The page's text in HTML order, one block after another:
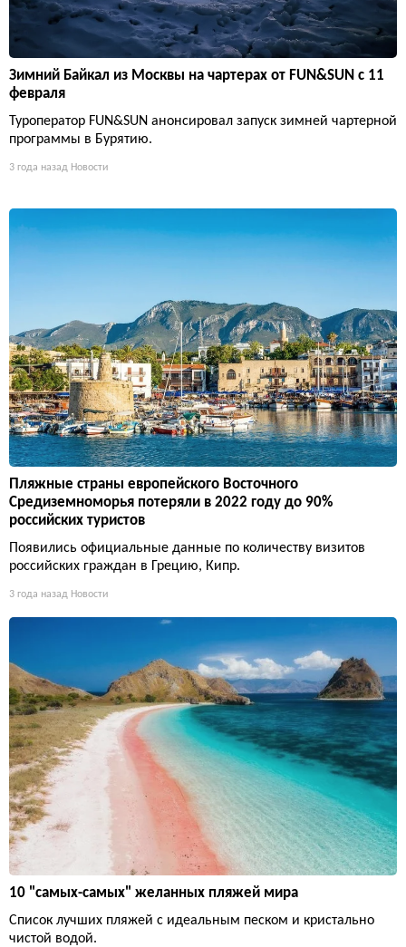
Зимний Байкал из Москвы на чартерах от FUN&SUN с 11
февраля
Туроператор FUN&SUN анонсировал запуск зимней чартерной
программы в Бурятию.
3 года назад Новости
Пляжные страны европейского Восточного
Средиземноморья потеряли в 2022 году до 90%
российских туристов
Появились официальные данные по количеству визитов
российских граждан в Грецию, Кипр.
3 года назад Новости
10 "самых-самых" желанных пляжей мира
Список лучших пляжей с идеальным песком и кристально
чистой водой.